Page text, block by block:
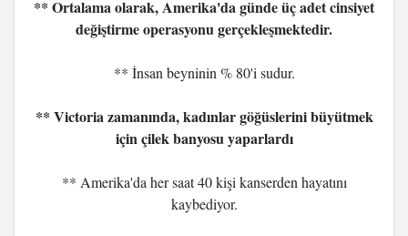
** Ortalama olarak, Amerika'da günde üç adet cinsiyet
değiştirme operasyonu gerçekleşmektedir.
** İnsan beyninin % 80'i sudur.
** Victoria zamanında, kadınlar göğüslerini büyütmek
için çilek banyosu yaparlardı
** Amerika'da her saat 40 kişi kanserden hayatını
kaybediyor.